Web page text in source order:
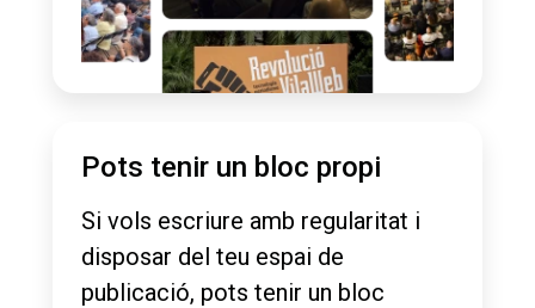
Pots tenir un bloc propi
Si vols escriure amb regularitat i
disposar del teu espai de
publicació, pots tenir un bloc